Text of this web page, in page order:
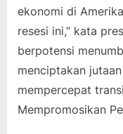
ekonomi di
resesi ini,” kata
berpotensi
menciptakan
mempercepat
Mempromosikan